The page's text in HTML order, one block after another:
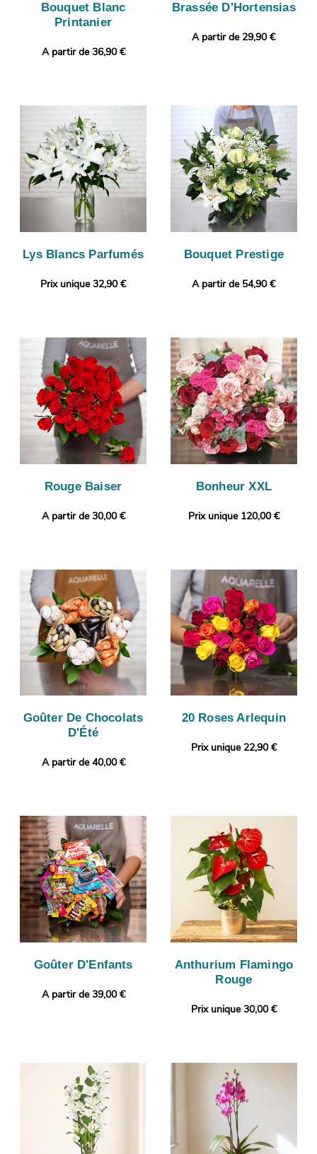
Bouquet Blanc
Printanier
A partir de 36,90 €
Brassée D'Hortensias
A partir de 29,90 €
Lys Blancs Parfumés
Prix unique 32,90 €
Bouquet Prestige
A partir de 54,90 €
Rouge Baiser
A partir de 30,00 €
Bonheur XXL
Prix unique 120,00 €
Goûter De Chocolats
D'Été
A partir de 40,00 €
20 Roses Arlequin
Prix unique 22,90 €
Goûter D'Enfants
A partir de 39,00 €
Anthurium Flamingo
Rouge
Prix unique 30,00 €